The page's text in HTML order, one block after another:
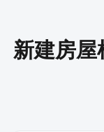
新建房屋